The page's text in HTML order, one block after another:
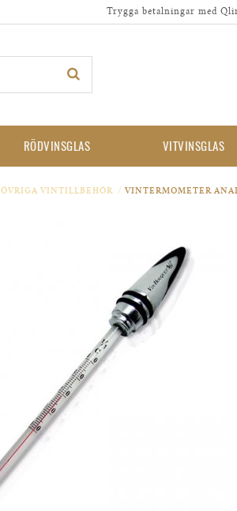
Trygga betalningar med
RÖDVINSGLAS VITVINSGLAS
ÖVRIGA VINTILLBEHÖR / VINTERMOMETER